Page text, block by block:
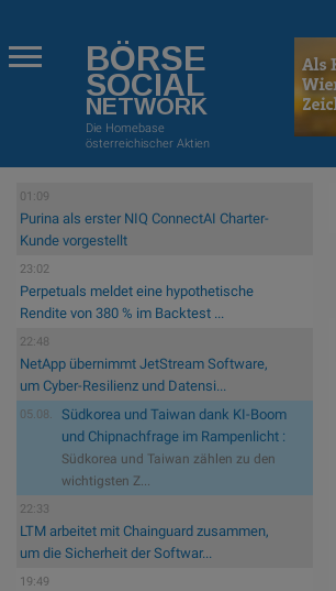
BÖRSE
SOCIAL
NETWORK
Die Homebase
österreichischer Aktien
01:09
Purina als erster NIQ ConnectAI Charter-
Kunde vorgestellt
23:02
Perpetuals meldet eine hypothetische
Rendite von 380 % im Backtest ...
22:48
NetApp übernimmt JetStream Software,
um Cyber-Resilienz und Datensi...
05.08.
Südkorea und Taiwan dank KI-Boom
und Chipnachfrage im Rampenlicht :
Südkorea und Taiwan zählen zu den
wichtigsten Z...
22:33
LTM arbeitet mit Chainguard zusammen,
um die Sicherheit der Softwar...
19:49